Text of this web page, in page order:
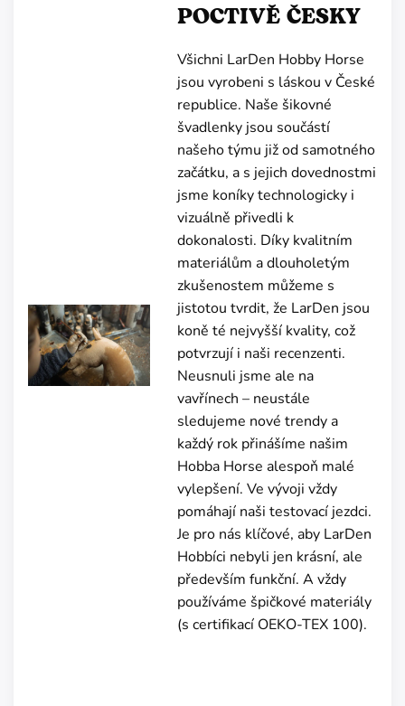
POCTIVĚ ČESKY
Všichni LarDen Hobby Horse
jsou vyrobeni s láskou v České
republice. Naše šikovné
švadlenky jsou součástí
našeho týmu již od samotného
začátku, a s jejich dovednostmi
jsme koníky technologicky i
vizuálně přivedli k
dokonalosti. Díky kvalitním
materiálům a dlouholetým
zkušenostem můžeme s
jistotou tvrdit, že LarDen jsou
koně té nejvyšší kvality, což
potvrzují i naši recenzenti.
Neusnuli jsme ale na
vavřínech – neustále
sledujeme nové trendy a
každý rok přinášíme našim
Hobba Horse alespoň malé
vylepšení. Ve vývoji vždy
pomáhají naši testovací jezdci.
Je pro nás klíčové, aby LarDen
Hobbíci nebyli jen krásní, ale
především funkční. A vždy
používáme špičkové materiály
(s certifikací OEKO-TEX 100).